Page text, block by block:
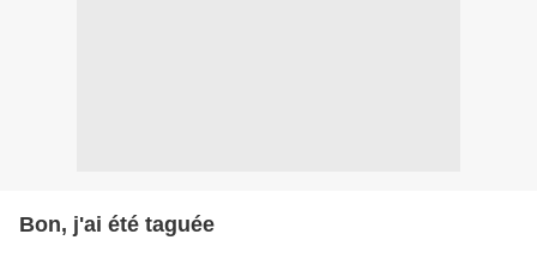
Bon, j'ai été taguée